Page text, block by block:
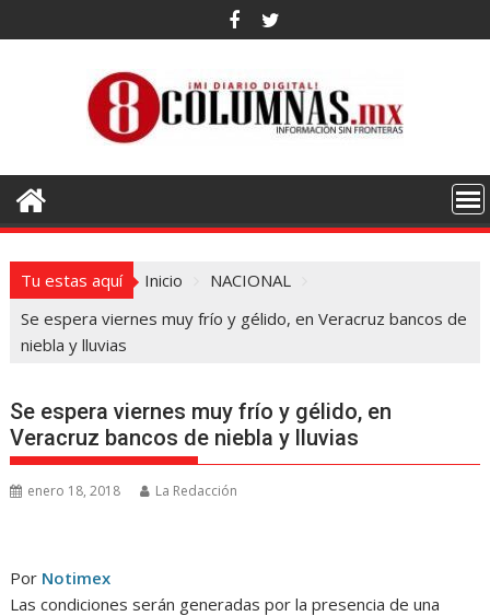
al
Tu estas aquí Inicio
NACIONAL
Se espera viernes muy frío y gélido, en Veracruz bancos de
niebla y lluvias
Se espera viernes muy frío y gélido, en
Veracruz bancos de niebla y lluvias
enero 18, 2018 La Redacción
Por Notimex
Las condiciones serán generadas por la presencia de una